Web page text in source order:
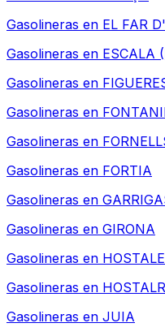
Gasolineras en EL FAR
Gasolineras en ESCALA
Gasolineras en
Gasolineras en
Gasolineras en
Gasolineras en FORTIA
Gasolineras en
Gasolineras en GIRONA
Gasolineras en
Gasolineras en
Gasolineras en JUIA